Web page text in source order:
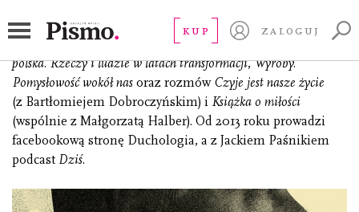
KUP ZALOGUJ
pisarka, eseistka, tłumaczka. Autorka książek:
polska. Rzeczy i ludzie w latach transformacji,Wyroby.
Pomysłowość wokół nas oraz rozmów Czyje jest nasze życie
(z Bartłomiejem Dobroczyńskim) i Książka o miłości
(wspólnie z Małgorzatą Halber). Od 2013 roku prowadzi
facebookową stronę Duchologia, a z Jackiem Paśnikiem
podcast Dziś.